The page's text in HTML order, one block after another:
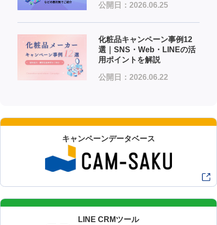
公開日：2026.06.25
化粧品キャンペーン事例12
選｜SNS・Web・LINEの活
用ポイントを解説
公開日：2026.06.22
キャンペーンデータベース
LINE CRMツール